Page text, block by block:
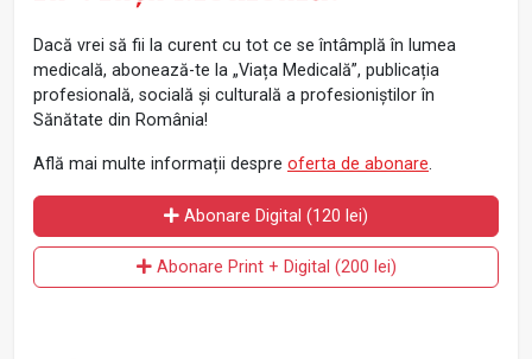
Dacă vrei să fii la curent cu tot ce se întâmplă în lumea
medicală, abonează-te la „Viața Medicală”, publicația
profesională, socială și culturală a profesioniștilor în
Sănătate din România!
Află mai multe informații despre oferta de abonare.
Abonare Digital (120 lei)
Abonare Print + Digital (200 lei)